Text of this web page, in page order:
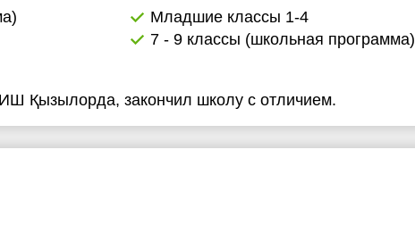
Младшие классы 1-4
7 - 9 классы (школьная программа)
Қызылорда, закончил школу с отличием.